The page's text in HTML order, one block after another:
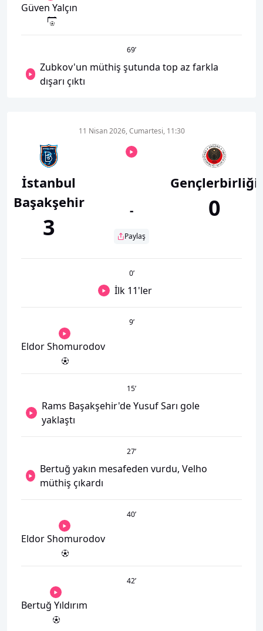
Güven Yalçın
69’
Zubkov'un müthiş şutunda top az farkla
dışarı çıktı
İstanbul
Başakşehir
3
11 Nisan 2026, Cumartesi, 11:30
-
Paylaş
Gençlerbirliği
0
0’
İlk 11'ler
9’
Eldor Shomurodov
15’
Rams Başakşehir'de Yusuf Sarı gole
yaklaştı
27’
Bertuğ yakın mesafeden vurdu, Velho
müthiş çıkardı
40’
Eldor Shomurodov
42’
Bertuğ Yıldırım